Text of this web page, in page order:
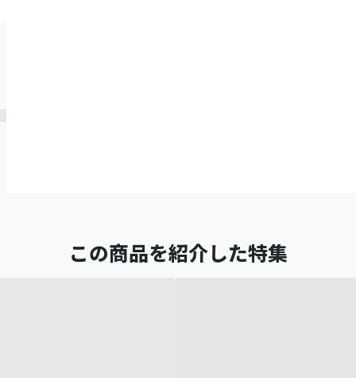
この商品を紹介した特集